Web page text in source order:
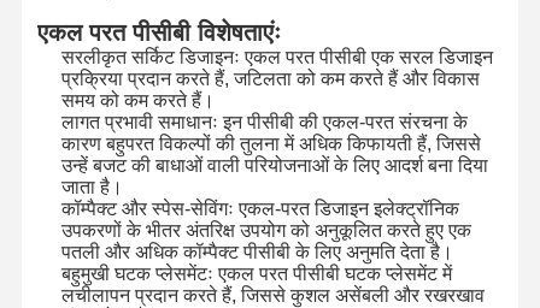
एकल परत पीसीबी विशेषताएंः
सरलीकृत सर्किट डिजाइनः एकल परत पीसीबी एक सरल डिजाइन
प्रक्रिया प्रदान करते हैं, जटिलता को कम करते हैं और विकास
समय को कम करते हैं।
लागत प्रभावी समाधानः इन पीसीबी की एकल-परत संरचना के
कारण बहुपरत विकल्पों की तुलना में अधिक किफायती हैं, जिससे
उन्हें बजट की बाधाओं वाली परियोजनाओं के लिए आदर्श बना दिया
जाता है।
कॉम्पैक्ट और स्पेस-सेविंगः एकल-परत डिजाइन इलेक्ट्रॉनिक
उपकरणों के भीतर अंतरिक्ष उपयोग को अनुकूलित करते हुए एक
पतली और अधिक कॉम्पैक्ट पीसीबी के लिए अनुमति देता है।
बहुमुखी घटक प्लेसमेंटः एकल परत पीसीबी घटक प्लेसमेंट में
लचीलापन प्रदान करते हैं, जिससे कुशल असेंबली और रखरखाव